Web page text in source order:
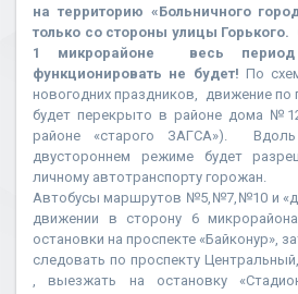
на территорию «Больничного
только со стороны улицы Горького.
1 микрорайоне весь период
функционировать не будет! По
новогодних праздников, движение по
будет перекрыто в районе дома
районе «старого ЗАГСА»).
двустороннем режиме будет
личному автотранспорту горожан.
Автобусы маршрутов №5,№7,№10 и
движении в сторону 6
остановки на проспекте «Байконур»,
следовать по проспекту
, выезжать на остановку